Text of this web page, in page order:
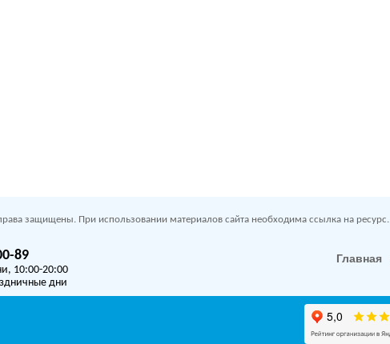
защищены. При использовании материалов сайта необходима ссылка на ресурс.
89
10:00-20:00
дни
Главная